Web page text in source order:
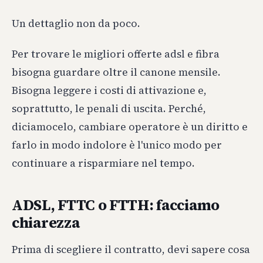
Un dettaglio non da poco.
Per trovare le migliori offerte adsl e fibra
bisogna guardare oltre il canone mensile.
Bisogna leggere i costi di attivazione e,
soprattutto, le penali di uscita. Perché,
diciamocelo, cambiare operatore è un diritto e
farlo in modo indolore è l'unico modo per
continuare a risparmiare nel tempo.
ADSL, FTTC o FTTH: facciamo
chiarezza
Prima di scegliere il contratto, devi sapere cosa